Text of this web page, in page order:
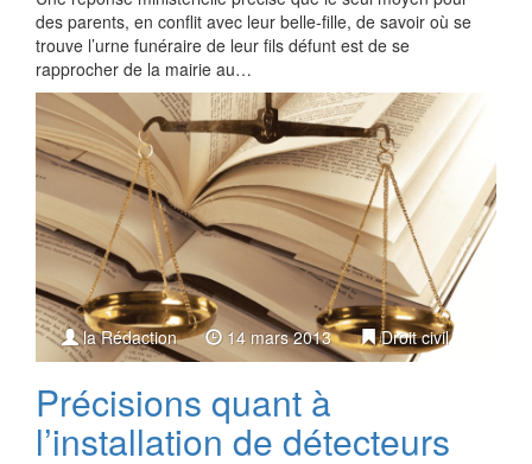
des parents, en conflit avec leur belle-fille, de savoir où se
trouve l’urne funéraire de leur fils défunt est de se
rapprocher de la mairie au…
la Rédaction 14 mars 2013 Droit civil
Précisions quant à
l’installation de détecteurs